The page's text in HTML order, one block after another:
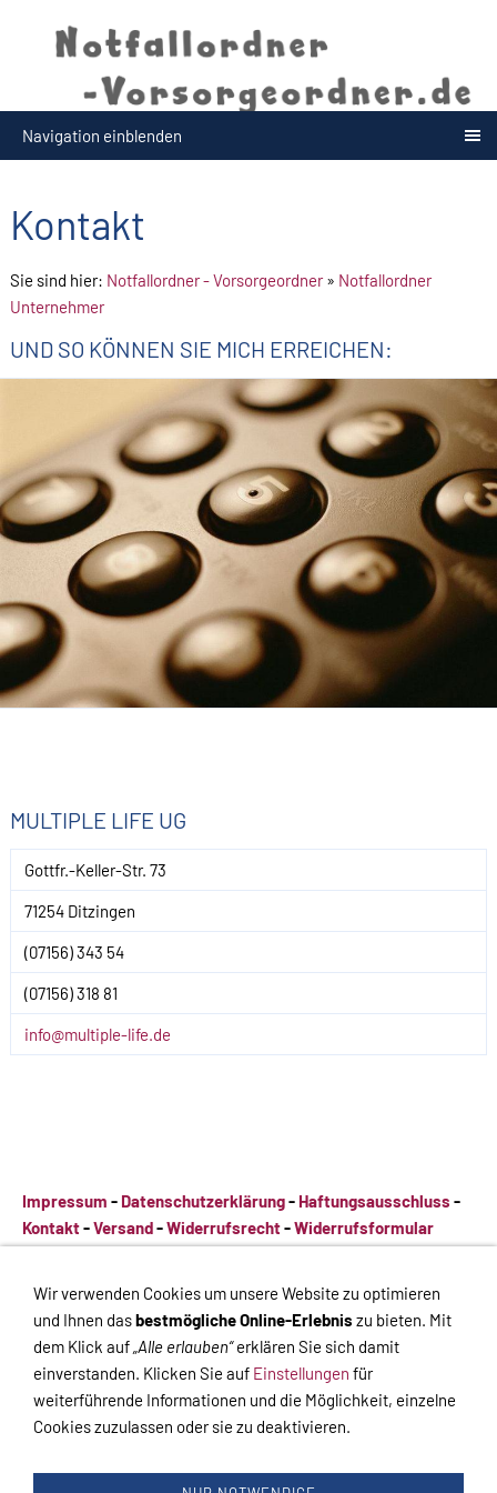
Navigation einblenden
Kontakt
Sie sind hier: Notfallordner - Vorsorgeordner» Notfallordner
Unternehmer
UND SO KÖNNEN SIE MICH ERREICHEN:
MULTIPLE LIFE UG
Gottfr.-Keller-Str. 73
71254 Ditzingen
(07156) 343 54
(07156) 318 81
info@multiple-life.de
Impressum - Datenschutzerklärung- Haftungsausschluss -
Kontakt-Versand-Widerrufsrecht-Widerrufsformular
Impressum-Datenschutzerklärung-Haftungsausschluss
Kontakt-Versand-Widerrufsrecht -Widerrufsformular
Impressum DatenschutzAGB
Wir verwenden Cookies um unsere Website zu optimieren
und Ihnen dasbestmögliche Online-Erlebnis zu bieten. Mit
dem Klick auf„Alle erlauben“erklären Sie sich damit
einverstanden. Klicken Sie auf Einstellungen für
weiterführende Informationen und die Möglichkeit, einzelne
Cookies zuzulassen oder sie zu deaktivieren.